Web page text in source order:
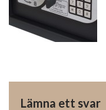
Lämna ett svar